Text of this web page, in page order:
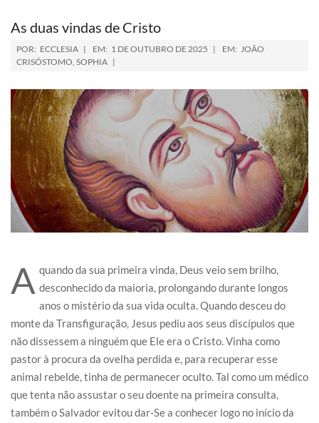
As duas vindas de Cristo
POR: ECCLESIA EM: 1 DE OUTUBRO DE 2025 EM: JOÃO
CRISÓSTOMO, SOPHIA
A quando da sua primeira vinda, Deus veio sem brilho,
desconhecido da maioria, prolongando durante longos
anos o mistério da sua vida oculta. Quando desceu do
monte da Transfiguração, Jesus pediu aos seus discípulos que
não dissessem a ninguém que Ele era o Cristo. Vinha como
pastor à procura da ovelha perdida e, para recuperar esse
animal rebelde, tinha de permanecer oculto. Tal como um médico
que tenta não assustar o seu doente na primeira consulta,
também o Salvador evitou dar-Se a conhecer logo no início da